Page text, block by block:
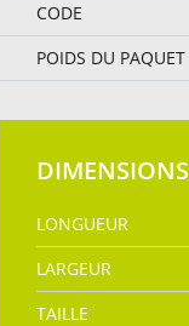
CODE
POIDS DU PAQUET
DIMENSIONS
LONGUEUR
LARGEUR
TAILLE